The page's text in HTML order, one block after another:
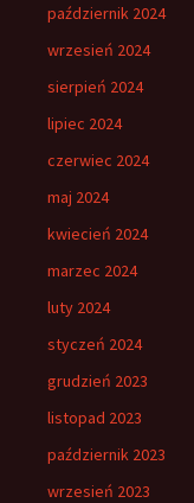
październik 2024
wrzesień 2024
sierpień 2024
lipiec 2024
czerwiec 2024
maj 2024
kwiecień 2024
marzec 2024
luty 2024
styczeń 2024
grudzień 2023
listopad 2023
październik 2023
wrzesień 2023